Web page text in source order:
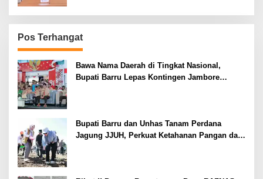
Pos Terhangat
Bawa Nama Daerah di Tingkat Nasional,
Bupati Barru Lepas Kontingen Jambore
Bupati Barru dan Unhas Tanam Perdana
Jagung JJUH, Perkuat Ketahanan Pangan dan